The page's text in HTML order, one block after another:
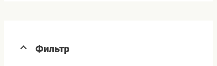
Фильтр